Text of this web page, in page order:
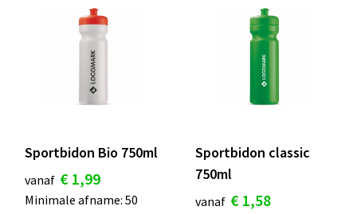
Sportbidon Bio 750ml
vanaf € 1,99
Minimale afname: 50
Sportbidon classic
750ml
vanaf € 1,58